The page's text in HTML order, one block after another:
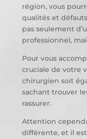
région, vous
qualités et
pas seulement
professionnel,
Pour vous
cruciale de votre
chirurgien soit
sachant trouver
rassurer.
Attention
différente, et il